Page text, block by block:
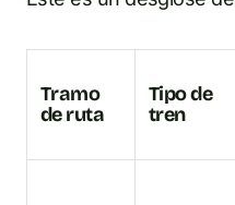
Tramo
de ruta
Tipo de
tren